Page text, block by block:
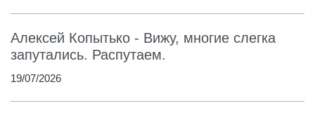
Алексей Копытько - Вижу, многие слегка
запутались. Распутаем.
19/07/2026